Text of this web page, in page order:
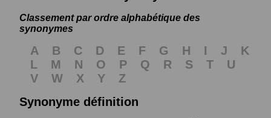
Classement par ordre alphabétique des
synonymes
A B C D E F G H I J
K
L
M N O P Q R S T
U
V
W X Y
Z
Synonyme définition